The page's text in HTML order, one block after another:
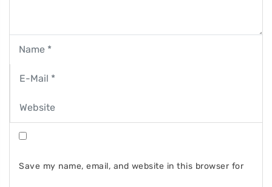
Save my name, email, and website in this browser for